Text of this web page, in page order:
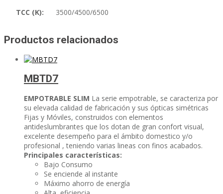
TCC (K): 3500/4500/6500
Productos relacionados
MBTD7
EMPOTRABLE SLIM La serie empotrable, se caracteriza por
su elevada calidad de fabricación y sus ópticas simétricas
Fijas y Móviles, construidos con elementos
antideslumbrantes que los dotan de gran confort visual,
excelente desempeño para el ámbito domestico y/o
profesional , teniendo varias lineas con finos acabados.
Principales características:
Bajo Consumo
Se enciende al instante
Máximo ahorro de energía